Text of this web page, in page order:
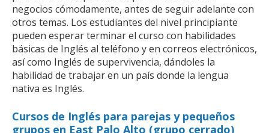
negocios cómodamente, antes de seguir adelante con
otros temas. Los estudiantes del nivel principiante
pueden esperar terminar el curso con habilidades
básicas de Inglés al teléfono y en correos electrónicos,
así como Inglés de supervivencia, dándoles la
habilidad de trabajar en un país donde la lengua
nativa es Inglés.
Cursos de Inglés para parejas y pequeños
grupos en East Palo Alto (grupo cerrado)